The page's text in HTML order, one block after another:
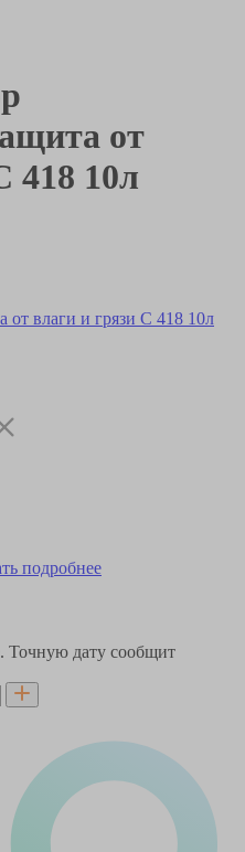
от
418 10л
подробнее
Точную дату сообщит